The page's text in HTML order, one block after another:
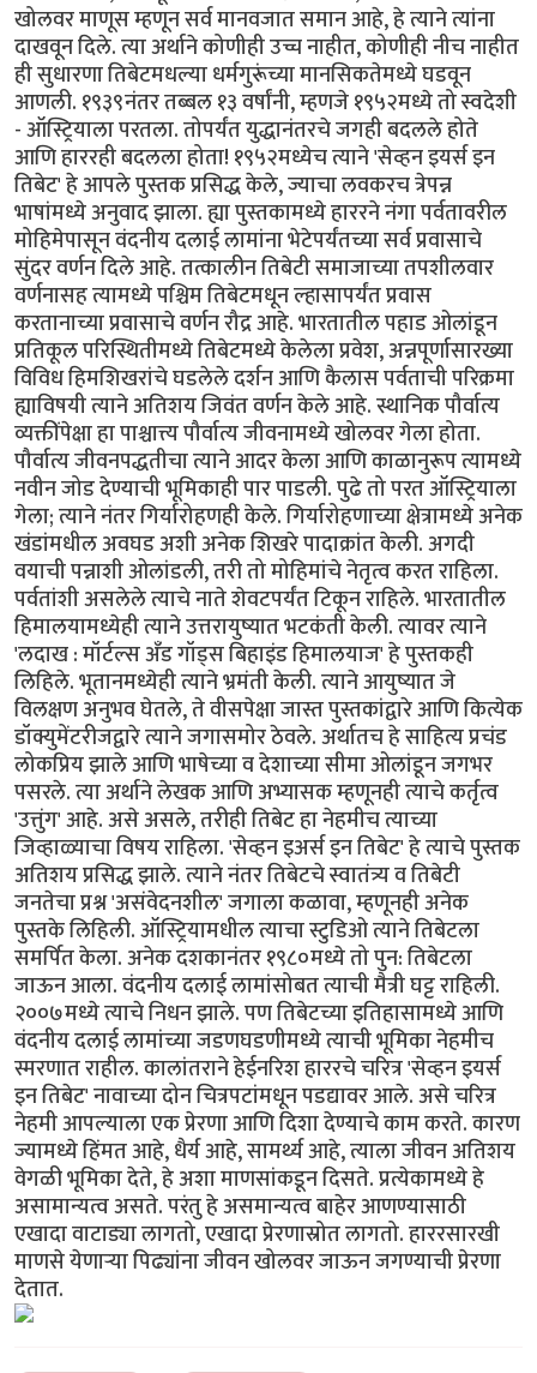
खोलवर माणूस म्हणून सर्व मानवजात समान आहे, हे त्याने त्यांना
दाखवून दिले. त्या अर्थाने कोणीही उच्च नाहीत, कोणीही नीच नाहीत
ही सुधारणा तिबेटमधल्या धर्मगुरूंच्या मानसिकतेमध्ये घडवून
आणली. १९३९नंतर तब्बल १३ वर्षांनी, म्हणजे १९५२मध्ये तो स्वदेशी
- ऑस्ट्रियाला परतला. तोपर्यंत युद्धानंतरचे जगही‌ बदलले होते
आणि हाररही बदलला होता! १९५२मध्येच त्याने 'सेव्हन इयर्स इन
तिबेट' हे आपले पुस्तक प्रसिद्ध केले, ज्याचा लवकरच त्रेपन्न
भाषांमध्ये अनुवाद झाला. ह्या पुस्तकामध्ये हाररने नंगा पर्वतावरील
मोहिमेपासून वंदनीय दलाई लामांना भेटेपर्यंतच्या सर्व प्रवासाचे
सुंदर वर्णन दिले आहे. तत्कालीन तिबेटी समाजाच्या तपशीलवार
वर्णनासह त्यामध्ये पश्चिम तिबेटमधून ल्हासापर्यंत प्रवास
करतानाच्या प्रवासाचे वर्णन रौद्र आहे. भारतातील पहाड ओलांडून
प्रतिकूल परिस्थितीमध्ये तिबेटमध्ये केलेला प्रवेश, अन्नपूर्णासारख्या
विविध हिमशिखरांचे घडलेले दर्शन आणि कैलास पर्वताची परिक्रमा
ह्याविषयी त्याने अतिशय जिवंत वर्णन केले आहे. स्थानिक पौर्वात्य
व्यक्तींपेक्षा हा पाश्चात्त्य पौर्वात्य जीवनामध्ये खोलवर गेला होता.
पौर्वात्य जीवनपद्धतीचा त्याने आदर केला आणि काळानुरूप त्यामध्ये
नवीन जोड देण्याची भूमिकाही पार पाडली. पुढे तो परत ऑस्ट्रियाला
गेला; त्याने नंतर गिर्यारोहणही केले. गिर्यारोहणाच्या क्षेत्रामध्ये अनेक
खंडांमधील अवघड अशी अनेक शिखरे पादाक्रांत केली. अगदी
वयाची पन्नाशी ओलांडली, तरी तो मोहिमांचे नेतृत्व करत राहिला.
पर्वतांशी असलेले त्याचे नाते शेवटपर्यंत टिकून राहिले. भारतातील
हिमालयामध्येही त्याने उत्तरायुष्यात भटकंती केली. त्यावर त्याने
'लदाख : मॉर्टल्स अँड गॉड्स बिहाइंड हिमालयाज' हे पुस्तकही
लिहिले. भूतानमध्येही त्याने भ्रमंती केली. त्याने आयुष्यात जे
विलक्षण अनुभव घेतले, ते वीसपेक्षा जास्त पुस्तकांद्वारे आणि कित्येक
डॉक्युमेंटरीजद्वारे त्याने जगासमोर ठेवले. अर्थातच हे साहित्य प्रचंड
लोकप्रिय झाले आणि भाषेच्या व देशाच्या सीमा ओलांडून जगभर
पसरले. त्या अर्थाने लेखक आणि अभ्यासक म्हणूनही त्याचे कर्तृत्व
'उत्तुंग' आहे. असे असले, तरीही तिबेट हा नेहमीच त्याच्या
जिव्हाळ्याचा विषय राहिला. 'सेव्हन इअर्स इन तिबेट' हे त्याचे पुस्तक
अतिशय प्रसिद्ध झाले. त्याने नंतर तिबेटचे स्वातंत्र्य व तिबेटी‌
जनतेचा प्रश्न 'असंवेदनशील' जगाला कळावा, म्हणूनही अनेक
पुस्तके लिहिली. ऑस्ट्रियामधील त्याचा स्टुडिओ त्याने तिबेटला
समर्पित केला. अनेक दशकानंतर १९८०मध्ये तो पुन: तिबेटला
जाऊन आला. वंदनीय दलाई लामांसोबत त्याची मैत्री घट्ट राहिली.
२००७मध्ये त्याचे निधन झाले. पण तिबेटच्या इतिहासामध्ये आणि
वंदनीय दलाई लामांच्या जडणघडणीमध्ये त्याची भूमिका नेहमीच
स्मरणात राहील. कालांतराने हेईनरिश हाररचे चरित्र 'सेव्हन इयर्स
इन तिबेट' नावाच्या दोन चित्रपटांमधून पडद्यावर आले. असे चरित्र
नेहमी आपल्याला एक प्रेरणा आणि दिशा देण्याचे काम करते. कारण
ज्यामध्ये हिंमत आहे, धैर्य आहे, सामर्थ्य आहे, त्याला जीवन अतिशय
वेगळी भूमिका देते, हे अशा माणसांकडून दिसते. प्रत्येकामध्ये हे
असामान्यत्व असते. परंतु हे असमान्यत्व बाहेर आणण्यासाठी
एखादा वाटाड्या लागतो, एखादा प्रेरणास्रोत लागतो. हाररसारखी
माणसे येणार्‍या पिढ्यांना जीवन खोलवर जाऊन जगण्याची प्रेरणा
देतात.